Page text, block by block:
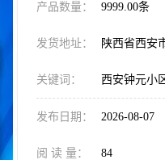
产品数量： 9999.00条
发货地址： 陕西省西安
关键词： 西安钟元小
发布日期： 2026-08-07
阅 读 量： 84